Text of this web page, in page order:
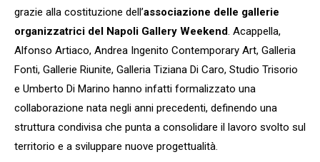
grazie alla costituzione dell’associazione delle gallerie
organizzatrici del Napoli Gallery Weekend. Acappella,
Alfonso Artiaco, Andrea Ingenito Contemporary Art, Galleria
Fonti, Gallerie Riunite, Galleria Tiziana Di Caro, Studio Trisorio
e Umberto Di Marino hanno infatti formalizzato una
collaborazione nata negli anni precedenti, definendo una
struttura condivisa che punta a consolidare il lavoro svolto sul
territorio e a sviluppare nuove progettualità.